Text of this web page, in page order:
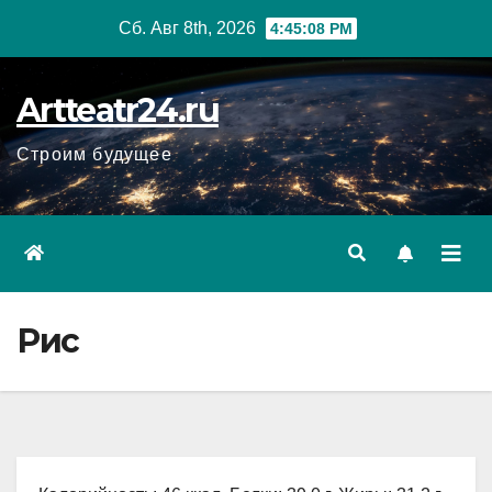
Сб. Авг 8th, 2026 4:45:09 PM
Artteatr24.ru
Строим будущее
Рис